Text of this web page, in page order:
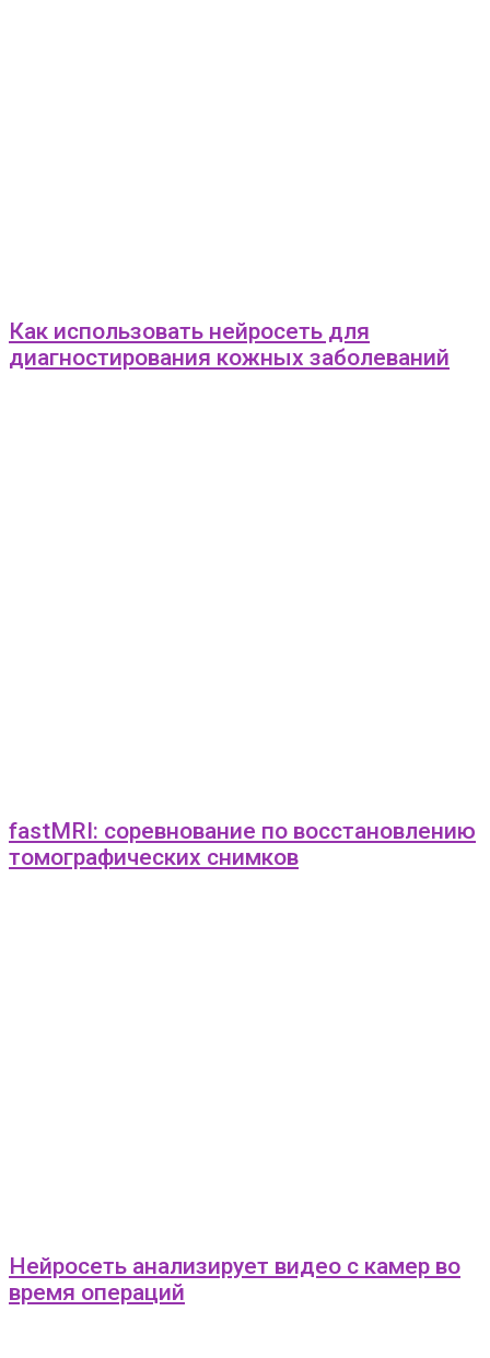
Как использовать нейросеть для
диагностирования кожных заболеваний
fastMRI: соревнование по восстановлению
томографических снимков
Нейросеть анализирует видео с камер во
время операций